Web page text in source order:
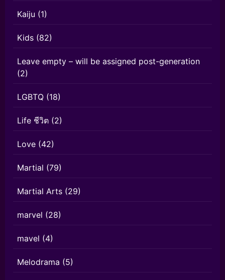
Kaiju (1)
Kids (82)
Leave empty – will be assigned post-generation
(2)
LGBTQ (18)
Life ชีวิต (2)
Love (42)
Martial (79)
Martial Arts (29)
marvel (28)
mavel (4)
Melodrama (5)